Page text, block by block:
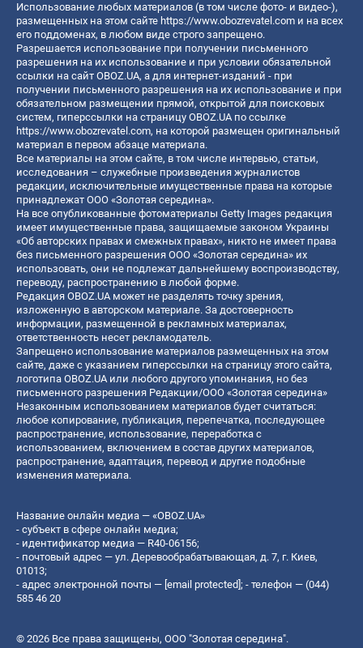
Использование любых материалов (в том числе фото- и видео-),
размещенных на этом сайте https://www.obozrevatel.com и на всех
его поддоменах, в любом виде строго запрещено.
Разрешается использование при получении письменного
разрешения на их использование и при условии обязательной
ссылки на сайт OBOZ.UA, а для интернет-изданий - при
получении письменного разрешения на их использование и при
обязательном размещении прямой, открытой для поисковых
систем, гиперссылки на страницу OBOZ.UA по ссылке
https://www.obozrevatel.com, на которой размещен оригинальный
материал в первом абзаце материала.
Все материалы на этом сайте, в том числе интервью, статьи,
исследования – служебные произведения журналистов
редакции, исключительные имущественные права на которые
принадлежат ООО «Золотая середина».
На все опубликованные фотоматериалы Getty Images редакция
имеет имущественные права, защищаемые законом Украины
«Об авторских правах и смежных правах», никто не имеет права
без письменного разрешения ООО «Золотая середина» их
использовать, они не подлежат дальнейшему воспроизводству,
переводу, распространению в любой форме.
Редакция OBOZ.UA может не разделять точку зрения,
изложенную в авторском материале. За достоверность
информации, размещенной в рекламных материалах,
ответственность несет рекламодатель.
Запрещено использование материалов размещенных на этом
сайте, даже с указанием гиперссылки на страницу этого сайта,
логотипа OBOZ.UA или любого другого упоминания, но без
письменного разрешения Редакции/ООО «Золотая середина»
Незаконным использованием материалов будет считаться:
любое копирование, публикация, перепечатка, последующее
распространение, использование, переработка с
использованием, включением в состав других материалов,
распространение, адаптация, перевод и другие подобные
изменения материала.
Название онлайн медиа — «OBOZ.UA»
- субъект в сфере онлайн медиа;
- идентификатор медиа — R40-06156;
- почтовый адрес — ул. Деревообрабатывающая, д. 7, г. Киев,
01013;
- адрес электронной почты — [email protected] ; - телефон — (044)
585 46 20
© 2026 Все права защищены, ООО "Золотая середина".